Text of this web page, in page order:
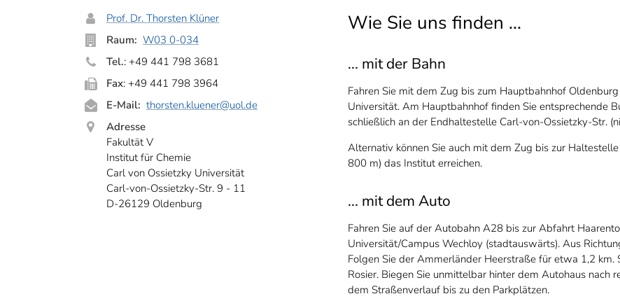
Prof. Dr. Thorsten Klüner
Raum: W03 0-034
Tel.: +49 441 798 3681
Fax: +49 441 798 3964
E-Mail: thorsten.kluener@uol.de
Adresse
Fakultät V
Institut für Chemie
Carl von Ossietzky Universität
Carl-von-Ossietzky-Str. 9 - 11
D-26129 Oldenburg
Wie Sie uns finden ...
... mit der Bahn
Fahren Sie mit dem Zug bis zum Hauptbahnhof
Universität. Am Hauptbahnhof finden Sie entsprechende
schließlich an der Endhaltestelle Carl-von-Ossietzky-Str.
Alternativ können Sie auch mit dem Zug bis zur
800 m) das Institut erreichen.
... mit dem Auto
Fahren Sie auf der Autobahn A28 bis zur Abfahrt
Universität/Campus Wechloy (stadtauswärts). Aus
Folgen Sie der Ammerländer Heerstraße für etwa 1,2
Rosier. Biegen Sie unmittelbar hinter dem Autohaus nach
dem Straßenverlauf bis zu den Parkplätzen.